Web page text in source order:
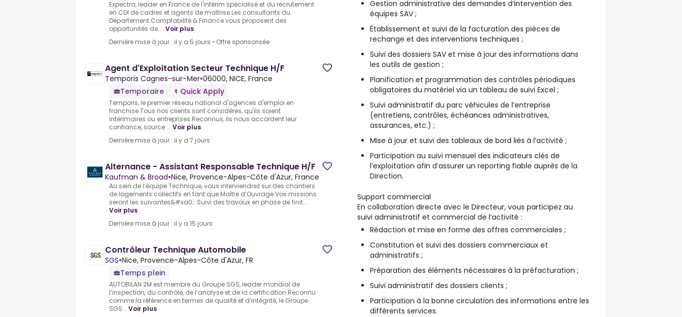
Expectra, leader en France de l'intérim spécialisé et du recrutement
en CDI de cadres et agents de maîtrise.Les consultants du
Département Comptabilité & Finance vous proposent des
opportunités de ... Voir plus
Dernière mise à jour : il y a 5 jours • Offre sponsorisée
Agent d'Exploitation Secteur Technique H/F
Temporis Cagnes-sur-Mer•06000, NICE, France
Temporaire
Quick Apply
Temporis, le premier réseau national d'agences d'emploi en
franchise.Tous nos clients sont considérés, qu'ils soient
intérimaires ou entreprises.Reconnus, ils nous accordent leur
confiance, source ... Voir plus
Dernière mise à jour : il y a 7 jours
Alternance - Assistant Responsable Technique H/F
Kaufman & Broad•Nice, Provence-Alpes-Côte d'Azur, France
Au sein de l’équipe Technique, vous interviendrez sur des chantiers
de logements collectifs en tant que Maître d’Ouvrage.Vos missions
seront les suivantes&#xa0;:.Suivi des travaux en phase de finit...
Voir plus
Dernière mise à jour : il y a 15 jours
Contrôleur Technique Automobile
SGS•Nice, Provence-Alpes-Côte d'Azur, FR
Temps plein
AUTOBILAN 2M est membre du Groupe SGS, leader mondial de
l’inspection, du contrôle, de l’analyse et de la certification.Reconnu
comme la référence en termes de qualité et d’intégrité, le Groupe
SGS... Voir plus
Gestion administrative des demandes d’intervention des
équipes SAV ;
Établissement et suivi de la facturation des pièces de
rechange et des interventions techniques ;
Suivi des dossiers SAV et mise à jour des informations dans
les outils de gestion ;
Planification et programmation des contrôles périodiques
obligatoires du matériel via un tableau de suivi Excel ;
Suivi administratif du parc véhicules de l’entreprise
(entretiens, contrôles, échéances administratives,
assurances, etc.) ;
Mise à jour et suivi des tableaux de bord liés à l’activité ;
Participation au suivi mensuel des indicateurs clés de
l’exploitation afin d’assurer un reporting fiable auprès de la
Direction.
Support commercial
En collaboration directe avec le Directeur, vous participez au
suivi administratif et commercial de l’activité :
Rédaction et mise en forme des offres commerciales ;
Constitution et suivi des dossiers commerciaux et
administratifs ;
Préparation des éléments nécessaires à la préfacturation ;
Suivi administratif des dossiers clients ;
Participation à la bonne circulation des informations entre les
différents services.